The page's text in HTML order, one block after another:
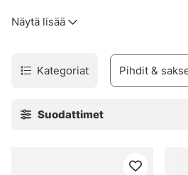
joita jäällä voi olla, sanomme, että
Näytä lisää
Kategoriat Pihdit &
Suodattimet